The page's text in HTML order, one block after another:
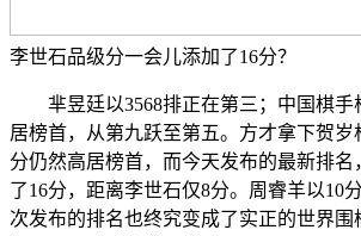
李世石品级分一会儿添加了16分？
芈昱廷以3568排正在第三；中国棋手
居榜首，从第九跃至第五。方才拿下贺岁
分仍然高居榜首，而今天发布的最新排名
了16分，距离李世石仅8分。周睿羊以10
次发布的排名也终究变成了实正的世界